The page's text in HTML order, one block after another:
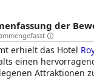
der
erhielt das Hotel
einen
Attraktionen